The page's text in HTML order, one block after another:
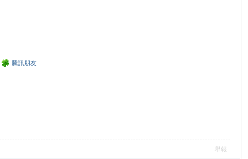
騰訊朋友
舉報